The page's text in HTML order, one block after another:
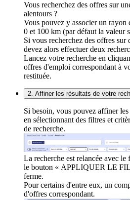
Vous recherchez des offres sur
alentours ?
Vous pouvez y associer un rayon
0 et 100 km (par défaut la valeur
Si vous recherchez des offres sur
devez alors effectuer deux
Lancez votre recherche en
offres d'emploi correspondant à
restituée.
2. Affiner les résultats de votre
Si besoin, vous pouvez affiner
en sélectionnant des filtres et
de recherche.
La recherche est relancée avec
le bouton « APPLIQUER LE
ferme.
Pour certains d'entre eux, un
d'offres correspondant.